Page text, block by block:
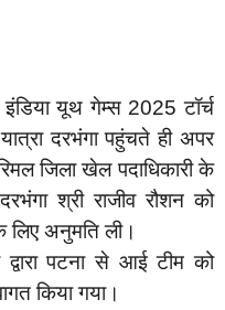
यूथ गेम्स 2025 टॉर्च
दरभंगा पहुंचते ही अपर
जिला खेल पदाधिकारी के
श्री राजीव रौशन को
लिए अनुमति ली।
पटना से आई टीम को
किया गया।